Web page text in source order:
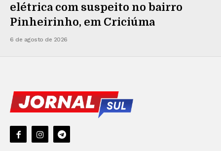
elétrica com suspeito no bairro
Pinheirinho, em Criciúma
6 de agosto de 2026